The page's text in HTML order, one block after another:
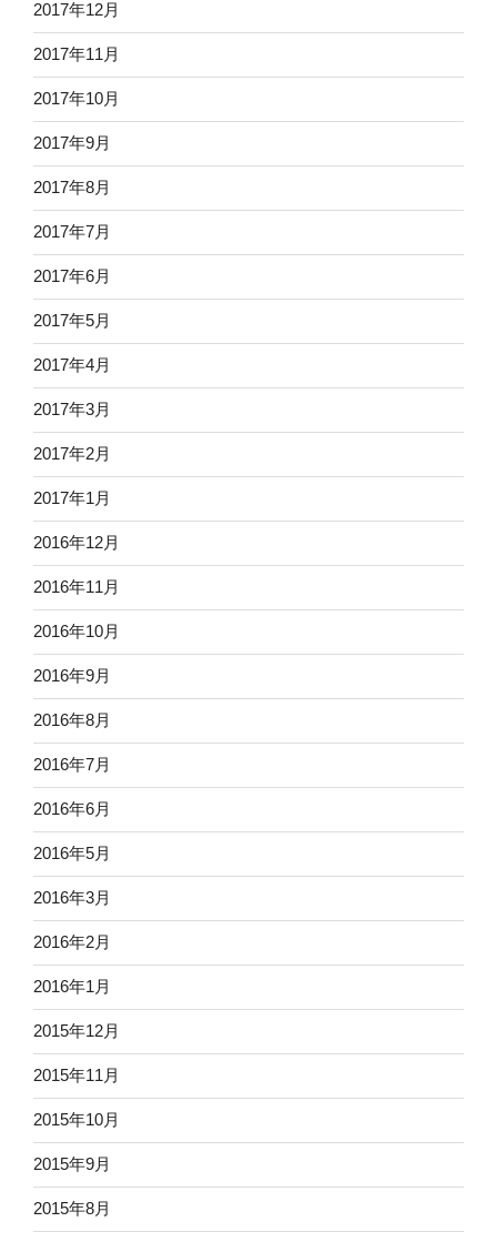
2017年12月
2017年11月
2017年10月
2017年9月
2017年8月
2017年7月
2017年6月
2017年5月
2017年4月
2017年3月
2017年2月
2017年1月
2016年12月
2016年11月
2016年10月
2016年9月
2016年8月
2016年7月
2016年6月
2016年5月
2016年3月
2016年2月
2016年1月
2015年12月
2015年11月
2015年10月
2015年9月
2015年8月